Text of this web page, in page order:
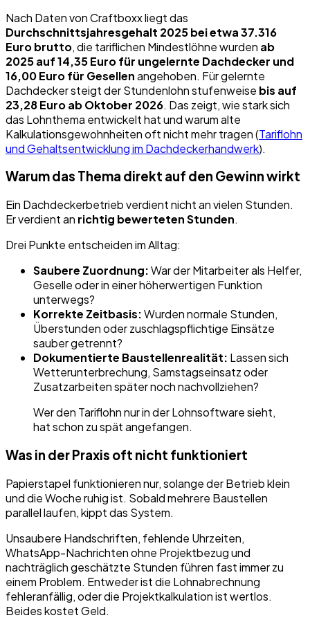
Nach Daten von Craftboxx liegt das
Durchschnittsjahresgehalt 2025 bei etwa 37.316
Euro brutto, die tariflichen Mindestlöhne wurden ab
2025 auf 14,35 Euro für ungelernte Dachdecker und
16,00 Euro für Gesellenangehoben. Für gelernte
Dachdecker steigt der Stundenlohn stufenweise bis auf
23,28 Euro ab Oktober 2026. Das zeigt, wie stark sich
das Lohnthema entwickelt hat und warum alte
Kalkulationsgewohnheiten oft nicht mehr tragen (Tariflohn
und Gehaltsentwicklung im Dachdeckerhandwerk).
Warum das Thema direkt auf den Gewinn wirkt
Ein Dachdeckerbetrieb verdient nicht an vielen Stunden.
Er verdient an richtig bewerteten Stunden.
Drei Punkte entscheiden im Alltag:
Saubere Zuordnung:War der Mitarbeiter als Helfer,
Geselle oder in einer höherwertigen Funktion
unterwegs?
Korrekte Zeitbasis:Wurden normale Stunden,
Überstunden oder zuschlagspflichtige Einsätze
sauber getrennt?
Dokumentierte Baustellenrealität: Lassen sich
Wetterunterbrechung, Samstagseinsatz oder
Zusatzarbeiten später noch nachvollziehen?
Wer den Tariflohn nur in der Lohnsoftware sieht,
hat schon zu spät angefangen.
Was in der Praxis oft nicht funktioniert
Papierstapel funktionieren nur, solange der Betrieb klein
und die Woche ruhig ist. Sobald mehrere Baustellen
parallel laufen, kippt das System.
Unsaubere Handschriften, fehlende Uhrzeiten,
WhatsApp-Nachrichten ohne Projektbezug und
nachträglich geschätzte Stunden führen fast immer zu
einem Problem. Entweder ist die Lohnabrechnung
fehleranfällig, oder die Projektkalkulation ist wertlos.
Beides kostet Geld.